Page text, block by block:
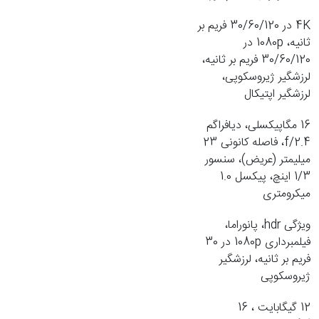
4K در 30/60/120 فریم بر
ثانیه، 1080p در
30/60/120 فریم بر ثانیه،
لرزشگیر ژیروسکوپی،
لرزشگیر اپتیکال
16 مگاپیکسلی، دیافراگم
f/2.4، فاصله کانونی 23
میلیمتر (عریض)، سنسور
1/3 اینچ، پیکسل 1.0
میکرومتری
ویژگی hdr، پانوراما،
فیلمبرداری 1080p در 30
فریم بر ثانیه، لرزشگیر
ژیروسکوپی
12 گیگابایت ، 16